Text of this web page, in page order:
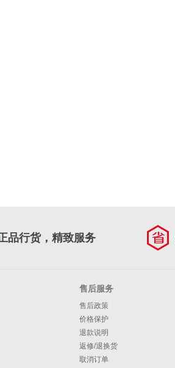
品行货，精致服务
售后服务
售后政策
价格保护
退款说明
返修/退换货
取消订单